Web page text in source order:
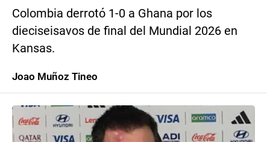
Colombia derrotó 1-0 a Ghana por los
dieciseisavos de final del Mundial 2026 en
Kansas.
Joao Muñoz Tineo